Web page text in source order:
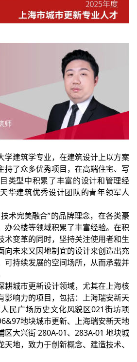
学建筑学专业，在建筑设计上以方案
持了众多优秀项目，在高端住宅、写
类型中积累了丰富的设计和管理经
华建筑优秀设计团队的青年领军人
术完美融合”的品牌理念，在各类豪
办公楼等领域积累了丰富经验。在积
术变革的同时，坚持关注使用者和生
向未来又因地制宜的设计来创造出充
可持续发展的空间场所，从而承载并
耕城市更新设计领域，尤其在上海核
影响力的项目，包括：上海瑞安新天
民广场历史文化风貌区021街坊项
地块城市更新、上海瑞安新天地
区大兴街 280A-01、283A-01 地块城
地，致力于创新概念、建造技术、